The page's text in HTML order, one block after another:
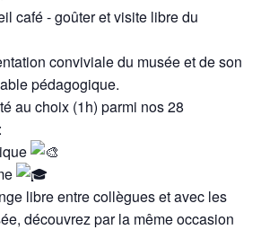
café - goûter et visite libre du
conviviale du musée et de son
pédagogique.
au choix (1h) parmi nos 28
libre entre collègues et avec les
découvrez par la même occasion